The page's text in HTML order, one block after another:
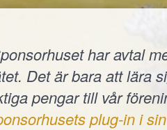
har avtal
Det är bara att lära
pengar till vår
plug-in i